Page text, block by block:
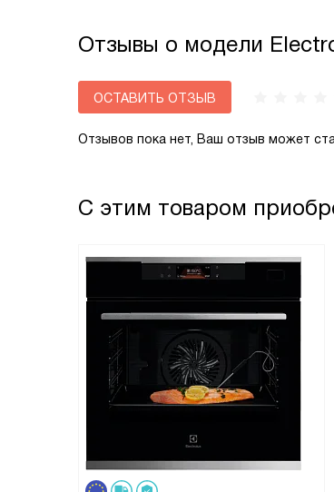
Отзывы о модели
ОСТАВИТЬ ОТЗЫВ
Отзывов пока нет, Ваш отзыв может
С этим товаром